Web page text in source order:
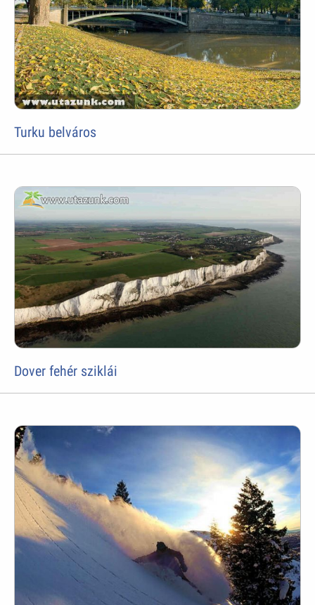
Turku belváros
Dover fehér sziklái